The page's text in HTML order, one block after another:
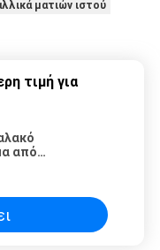
ματιών ιστού
τιμή για
από